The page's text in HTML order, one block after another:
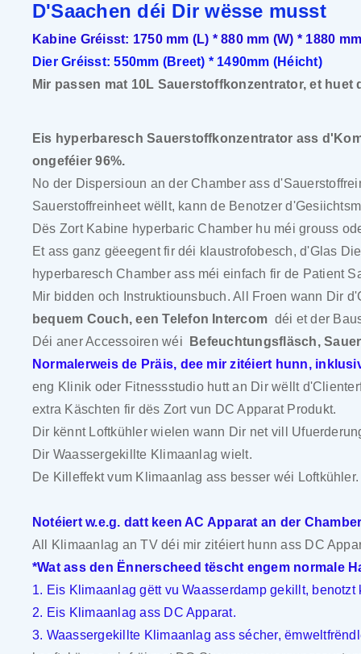
D'Saachen déi Dir wësse musst
Kabine Gréisst: 1750 mm (L) * 880 mm (W) * 1880
Dier Gréisst: 550mm (Breet) * 1490mm (Héicht)
Mir passen mat 10L Sauerstoffkonzentrator, et
Eis hyperbaresch Sauerstoffkonzentrator ass
ongeféier 96%.
No der Dispersioun an der Chamber ass
Sauerstoffreinheet wëllt, kann de Benotzer
Dës Zort Kabine hyperbaric Chamber hu méi grouss
Et ass ganz gëeegent fir déi klaustrofobesch, d'Glas
hyperbaresch Chamber ass méi einfach fir de Patient
Mir bidden och Instruktiounsbuch. All Froen wann Dir
bequem Couch, een Telefon Intercom déi et der
Déi aner Accessoiren wéi
Befeuchtungsfläsch,
Normalerweis de Präis, dee mir zitéiert hunn,
eng Klinik oder Fitnessstudio hutt an Dir wëllt
extra Käschten fir dës Zort vun DC Apparat Produkt.
Dir kënnt Loftkühler wielen wann Dir net vill
Dir Waassergekillte Klimaanlag wielt.
De Killeffekt vum Klimaanlag ass besser wéi
Notéiert w.e.g. datt keen AC Apparat an der
All Klimaanlag an TV déi mir zitéiert hunn ass DC
*Wat ass den Ënnerscheed tëscht engem normale
1. Eis Klimaanlag gëtt vu Waasserdamp gekillt,
2. Eis Klimaanlag ass DC Apparat.
3. Waassergekillte Klimaanlag ass sécher,